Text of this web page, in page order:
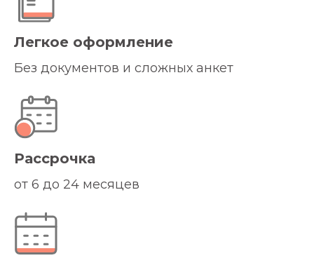
Легкое оформление
Без документов и сложных анкет
Рассрочка
от 6 до 24 месяцев